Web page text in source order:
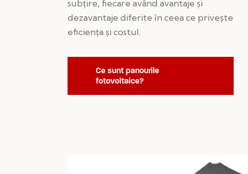
subțire, fiecare având avantaje și
dezavantaje diferite în ceea ce privește
eficiența și costul.
Ce sunt panourile
fotovoltaice?